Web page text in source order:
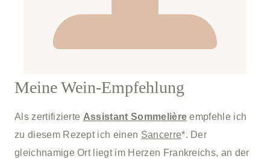
Meine Wein-Empfehlung
Als zertifizierte Assistant Sommelière empfehle ich
zu diesem Rezept ich einen Sancerre*. Der
gleichnamige Ort liegt im Herzen Frankreichs, an der